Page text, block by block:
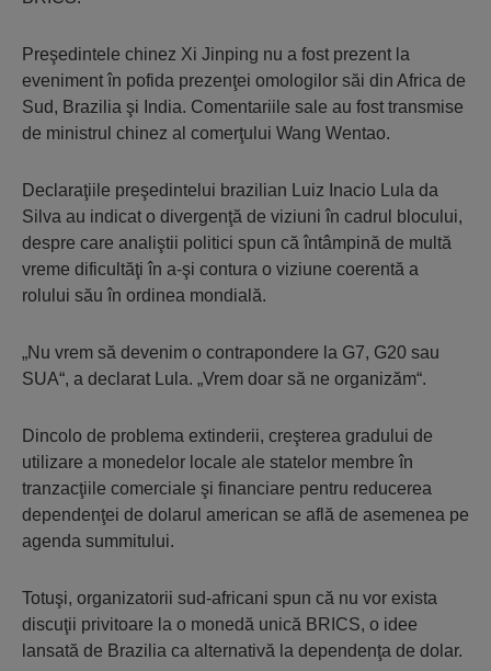
Preşedintele chinez Xi Jinping nu a fost prezent la
eveniment în pofida prezenţei omologilor săi din Africa de
Sud, Brazilia şi India. Comentariile sale au fost transmise
de ministrul chinez al comerţului Wang Wentao.
Declaraţiile preşedintelui brazi­lian Luiz Inacio Lula da
Silva au in­dicat o divergenţă de viziuni în cadrul blocului,
despre care analiştii politici spun că întâmpină de multă
vreme dificultăţi în a-şi contura o viziune coerentă a
rolului său în ordinea mondială.
„Nu vrem să devenim o contra­pondere la G7, G20 sau
SUA“, a de­clarat Lula. „Vrem doar să ne orga­nizăm“.
Dincolo de problema extinderii, creşterea gradului de
utilizare a mo­nedelor locale ale statelor membre în
tranzacţiile comerciale şi financiare pentru reducerea
dependenţei de dolarul american se află de asemenea pe
agenda summitului.
Totuşi, organizatorii sud-africani spun că nu vor exista
discuţii privitoare la o monedă unică BRICS, o idee
lansată de Brazilia ca alternativă la dependenţa de dolar.